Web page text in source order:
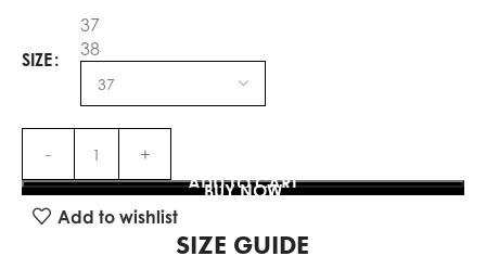
SIZE
37
38
ADD TO CART
BUY NOW
Add to wishlist
SIZE GUIDE